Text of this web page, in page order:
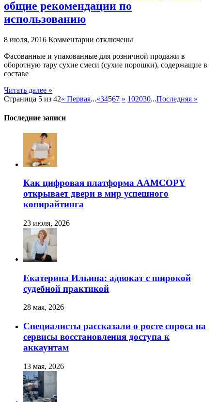
общие рекомендации по
использованию
8 июля, 2016 Комментарии к
Сухие
смеси
общие
отключены
Фасованные и упакованные для розничной продажи в
оборотную тару сухие смеси (сухие порошки), содержащие в
составе
Читать далее »
Страница 5 из 42« Первая...«34567 » 102030...Последняя »
Последние записи
Как цифровая платформа AAMCOPY
открывает двери в мир успешного
копирайтинга
23 июля, 2026
Екатерина Ильина: адвокат с широкой
судебной практикой
28 мая, 2026
Специалисты рассказали о росте спроса на
сервисы восстановления доступа к
аккаунтам
13 мая, 2026